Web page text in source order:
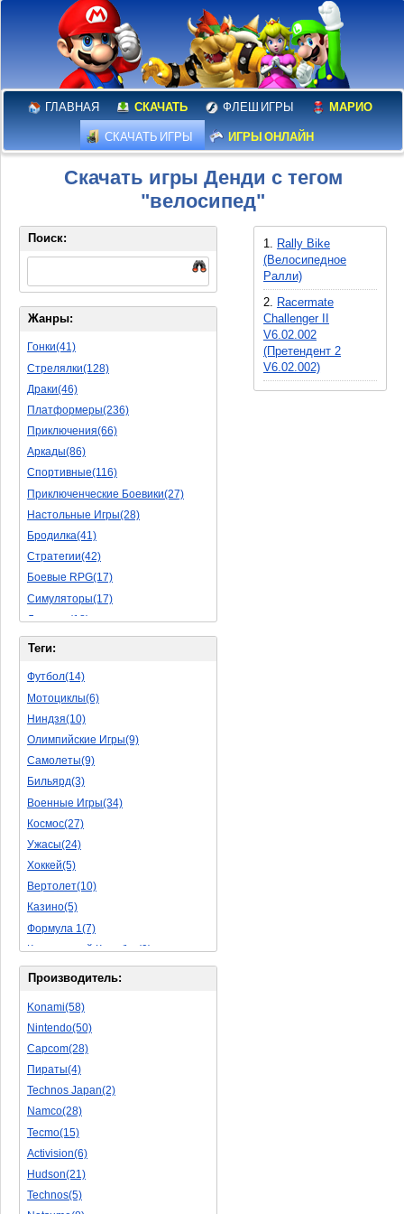
ГЛАВНАЯ СКАЧАТЬ ФЛЕШ ИГРЫ МАРИО
СКАЧАТЬ ИГРЫ ИГРЫ ОНЛАЙН
Скачать игры Денди с тегом
"велосипед"
1.
Rally Bike
(Велосипедное
Ралли)
2.
Racermate
Challenger II
V6.02.002
(Претендент 2
V6.02.002)
Поиск:
Жанры:
Гонки(41)
Стрелялки(128)
Драки(46)
Платформеры(236)
Приключения(66)
Аркады(86)
Спортивные(116)
Приключенческие Боевики(27)
Настольные Игры(28)
Бродилка(41)
Стратегии(42)
Боевые RPG(17)
Симуляторы(17)
Леталки(18)
Симуляторы Жизни(40)
Логические Игры(18)
Азартные(15)
Ролевые Игры(62)
Боевик(8)
Головоломка(5)
Rpg(3)
Пошаговые Игры(15)
Пазлы(56)
Исторические(16)
Обучающие(5)
Теги:
Футбол(14)
Мотоциклы(6)
Ниндзя(10)
Олимпийские Игры(9)
Самолеты(9)
Бильярд(3)
Военные Игры(34)
Космос(27)
Ужасы(24)
Хоккей(5)
Вертолет(10)
Казино(5)
Формула 1(7)
Космический Корабль(9)
Баскетбол(10)
Мультфильм(20)
Роботы(15)
Дебильные(1)
2D(164)
На Русском Языке(11)
Бокс(6)
Карате(11)
Избей Их Всех(22)
Мотокросс(4)
Реслинг(10)
Производитель:
Konami(58)
Nintendo(50)
Capcom(28)
Пираты(4)
Technos Japan(2)
Namco(28)
Tecmo(15)
Activision(6)
Hudson(21)
Technos(5)